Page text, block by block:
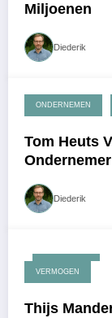
Miljoenen
Diederik
juli 29, 2026
ONDERNEMEN
Tom Heuts
Diederik
juli 27, 2026
VERMOGEN
Thijs